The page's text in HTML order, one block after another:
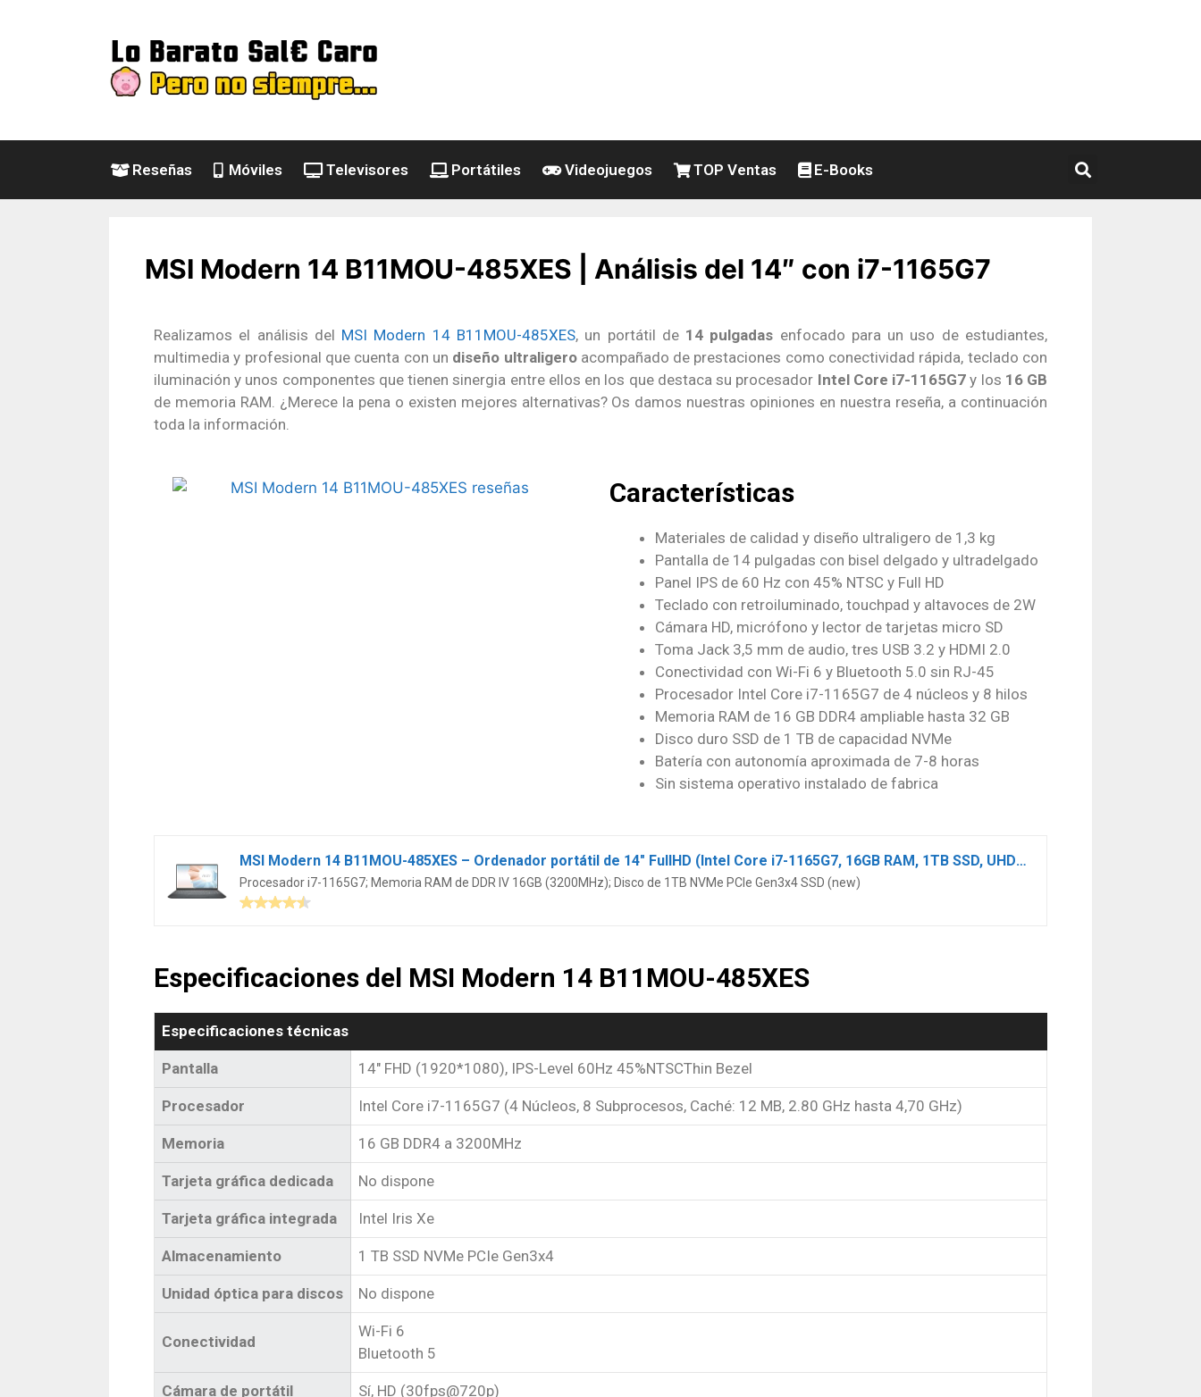
Reseñas Móviles Televisores Portátiles Videojuegos TOP Ventas E-Books
MSI Modern 14 B11MOU-485XES | Análisis del 14″ con i7-1165G7
Realizamos el análisis del MSI Modern 14 B11MOU-485XES, un portátil de 14 pulgadas enfocado para un uso de estudiantes,
multimedia y profesional que cuenta con un diseño ultraligeroacompañado de prestaciones como conectividad rápida, teclado con
iluminación y unos componentes que tienen sinergia entre ellos en los que destaca su procesador Intel Core i7-1165G7 y los 16 GB
de memoria RAM. ¿Merece la pena o existen mejores alternativas? Os damos nuestras opiniones en nuestra reseña, a continuación
toda la información.
Características
Materiales de calidad y diseño ultraligero de 1,3 kg
Pantalla de 14 pulgadas con bisel delgado y ultradelgado
Panel IPS de 60 Hz con 45% NTSC y Full HD
Teclado con retroiluminado, touchpad y altavoces de 2W
Cámara HD, micrófono y lector de tarjetas micro SD
Toma Jack 3,5 mm de audio, tres USB 3.2 y HDMI 2.0
Conectividad con Wi-Fi 6 y Bluetooth 5.0 sin RJ-45
Procesador Intel Core i7-1165G7 de 4 núcleos y 8 hilos
Memoria RAM de 16 GB DDR4 ampliable hasta 32 GB
Disco duro SSD de 1 TB de capacidad NVMe
Batería con autonomía aproximada de 7-8 horas
Sin sistema operativo instalado de fabrica
MSI Modern 14 B11MOU-485XES – Ordenador portátil de 14″ FullHD (Intel Core i7-1165G7, 16GB RAM, 1TB SSD, UHD Graphics, Sin Sistema operativo) Gris carbón – Teclado QWERTY Español
Procesador i7-1165G7; Memoria RAM de DDR IV 16GB (3200MHz); Disco de 1TB NVMe PCIe Gen3x4 SSD (new)
Especificaciones del MSI Modern 14 B11MOU-485XES
Especificaciones técnicas
Pantalla 14″ FHD (1920*1080), IPS-Level 60Hz 45%NTSCThin Bezel
Procesador Intel Core i7-1165G7 (4 Núcleos, 8 Subprocesos, Caché: 12 MB, 2.80 GHz hasta 4,70 GHz)
Memoria 16 GB DDR4 a 3200MHz
Tarjeta gráfica dedicada No dispone
Tarjeta gráfica integrada Intel Iris Xe
Almacenamiento 1 TB SSD NVMe PCIe Gen3x4
Unidad óptica para discos No dispone
Conectividad
Wi-Fi 6
Bluetooth 5
Cámara de portátil Sí, HD (30fps@720p)